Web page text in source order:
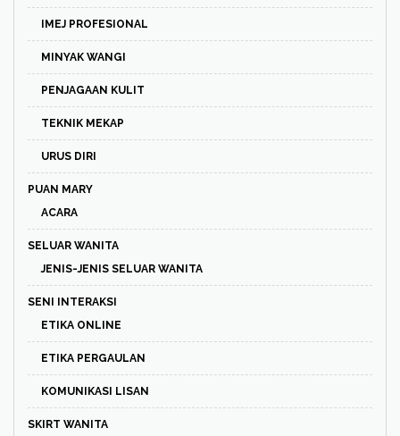
IMEJ PROFESIONAL
MINYAK WANGI
PENJAGAAN KULIT
TEKNIK MEKAP
URUS DIRI
PUAN MARY
ACARA
SELUAR WANITA
JENIS-JENIS SELUAR WANITA
SENI INTERAKSI
ETIKA ONLINE
ETIKA PERGAULAN
KOMUNIKASI LISAN
SKIRT WANITA